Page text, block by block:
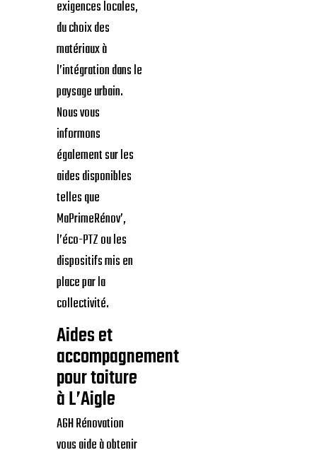
d’efficacité
énergétique et de
sécurité. AGH
Rénovation garantit
une conformité
totale avec les
exigences locales,
du choix des
matériaux à
l’intégration dans le
paysage urbain.
Nous vous
informons
également sur les
aides disponibles
telles que
MaPrimeRénov’,
l’éco-PTZ ou les
dispositifs mis en
place par la
collectivité.